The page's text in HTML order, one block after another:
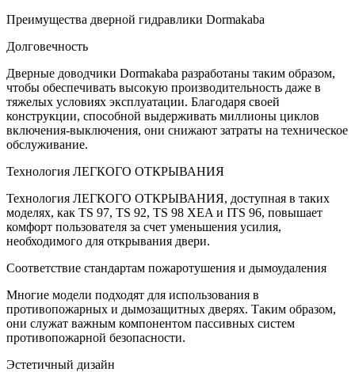
Преимущества дверной гидравлики Dormakaba
Долговечность
Дверные доводчики Dormakaba разработаны таким образом,
чтобы обеспечивать высокую производительность даже в
тяжелых условиях эксплуатации. Благодаря своей
конструкции, способной выдерживать миллионы циклов
включения-выключения, они снижают затраты на техническое
обслуживание.
Технология ЛЕГКОГО ОТКРЫВАНИЯ
Технология ЛЕГКОГО ОТКРЫВАНИЯ, доступная в таких
моделях, как TS 97, TS 92, TS 98 XEA и ITS 96, повышает
комфорт пользователя за счет уменьшения усилия,
необходимого для открывания двери.
Соответствие стандартам пожаротушения и дымоудаления
Многие модели подходят для использования в
противопожарных и дымозащитных дверях. Таким образом,
они служат важным компонентом пассивных систем
противопожарной безопасности.
Эстетичный дизайн